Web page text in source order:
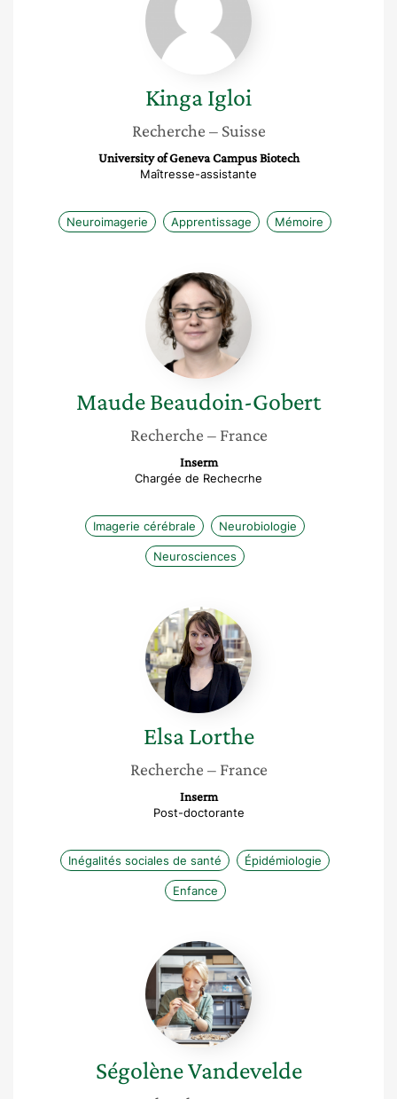
KingaIgloi
Recherche – Suisse
University of Geneva Campus Biotech
Maîtresse-assistante
Neuroimagerie Apprentissage Mémoire
Maude
Beaudoin-
Gobert
MaudeBeaudoin-Gobert
Recherche – France
Inserm
Chargée de Rechecrhe
Imagerie cérébrale Neurobiologie
Neurosciences
Elsa
Lorthe
Elsa Lorthe
Recherche – France
Inserm
Post-doctorante
Inégalités sociales de santé Épidémiologie
Enfance
Ségolène
Vandevelde
SégolèneVandevelde